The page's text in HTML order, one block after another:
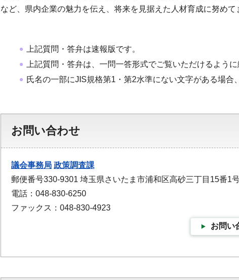
など、県内企業の魅力を伝え、将来を見据えた人材育成に努めて
上記質問・答弁は速報版です。
上記質問・答弁は、一問一答形式でご覧いただけるよう
氏名の一部にJIS規格第1・第2水準にない文字がある場合
お問い合わせ
議会事務局 政策調査課
郵便番号330-9301 埼玉県さいたま市浦和区高砂三丁目15番1
電話：048-830-6250
ファックス：048-830-4923
お問い